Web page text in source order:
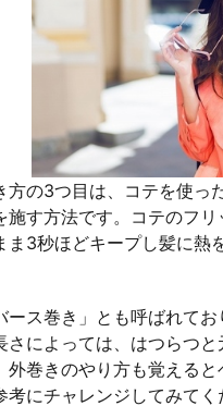
方の3つ目は、コテを使っ
施す方法です。コテのフ
ま3秒ほどキープし髪に熱
ース巻き」とも呼ばれて
さによっては、はつらつ
外巻きのやり方も覚える
にチャレンジしてみてく